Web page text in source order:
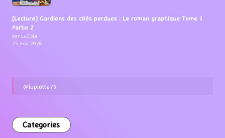
[Lecture] Gardiens des cités perdues : Le roman graphique Tome 1
Partie 2
par LuCioLe
25 mai 2026
@lupiotte79
Categories